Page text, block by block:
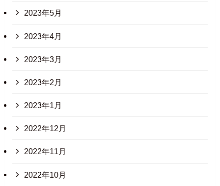
2023年5月
2023年4月
2023年3月
2023年2月
2023年1月
2022年12月
2022年11月
2022年10月